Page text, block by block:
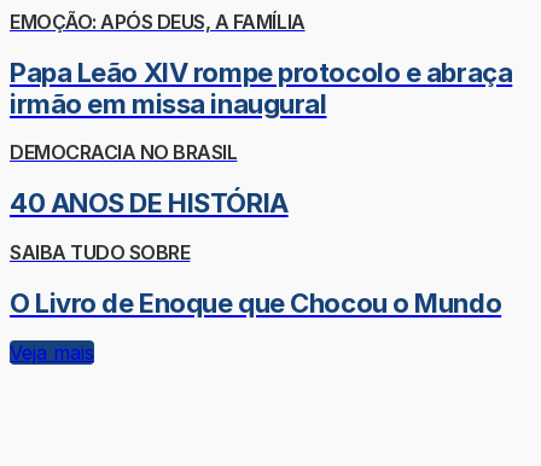
EMOÇÃO: APÓS DEUS, A FAMÍLIA
Papa Leão XIV rompe protocolo e abraça
irmão em missa inaugural
DEMOCRACIA NO BRASIL
40 ANOS DE HISTÓRIA
SAIBA TUDO SOBRE
O Livro de Enoque que Chocou o Mundo
Veja mais